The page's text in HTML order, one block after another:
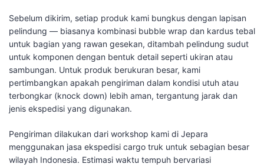
Sebelum dikirim, setiap produk kami bungkus dengan lapisan
pelindung — biasanya kombinasi bubble wrap dan kardus tebal
untuk bagian yang rawan gesekan, ditambah pelindung sudut
untuk komponen dengan bentuk detail seperti ukiran atau
sambungan. Untuk produk berukuran besar, kami
pertimbangkan apakah pengiriman dalam kondisi utuh atau
terbongkar (knock down) lebih aman, tergantung jarak dan
jenis ekspedisi yang digunakan.
Pengiriman dilakukan dari workshop kami di Jepara
menggunakan jasa ekspedisi cargo truk untuk sebagian besar
wilayah Indonesia. Estimasi waktu tempuh bervariasi